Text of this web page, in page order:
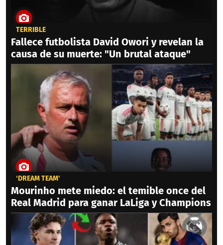
TERRIBLE
Fallece futbolista David Owori y revelan la
causa de su muerte: "Un brutal ataque"
‘DREAM TEAM'
Mourinho mete miedo: el temible once del
Real Madrid para ganar LaLiga y Champions